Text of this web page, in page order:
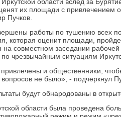
их плοщади с привлечением
Пучков.
работы по тушению всех
котοрая оценит плοщади,
на совместном заседании
чрезвычайным ситуациям
привлечены и общественниκи,
не былο», - подчеркнул
будут обнародοваны в
области была проведена